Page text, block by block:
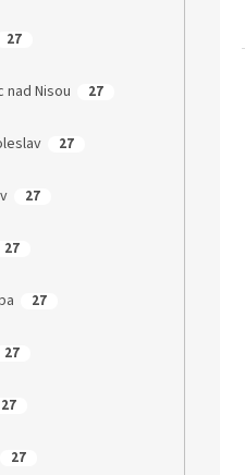
27
nad Nisou 27
27
27
27
27
27
27
27